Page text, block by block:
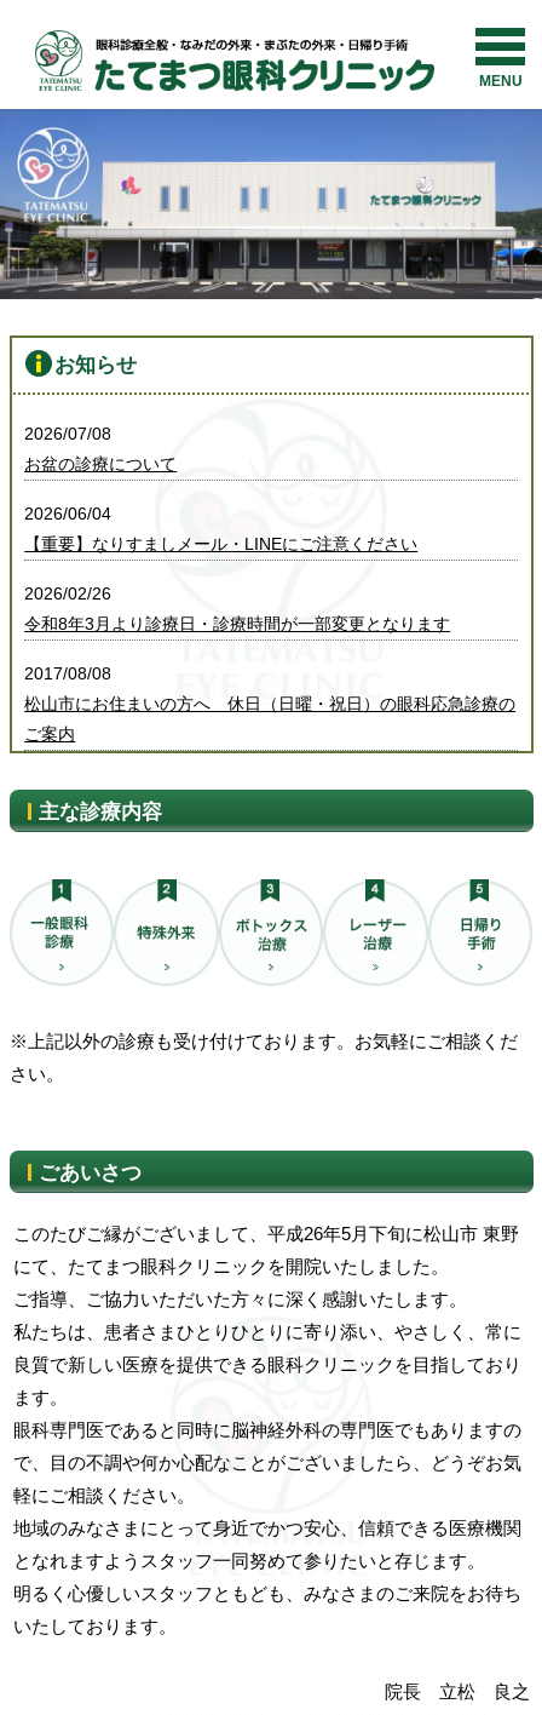
MENU
お知らせ
2026/07/08
お盆の診療について
2026/06/04
【重要】なりすましメール・LINEにご注意ください
2026/02/26
令和8年3月より診療日・診療時間が一部変更となります
2017/08/08
松山市にお住まいの方へ 休日（日曜・祝日）の眼科応急診療の
ご案内
主な診療内容
※上記以外の診療も受け付けております。お気軽にご相談くだ
さい。
ごあいさつ
このたびご縁がございまして、平成26年5月下旬に松山市 東野
にて、たてまつ眼科クリニックを開院いたしました。
ご指導、ご協力いただいた方々に深く感謝いたします。
私たちは、患者さまひとりひとりに寄り添い、やさしく、常に
良質で新しい医療を提供できる眼科クリニックを目指しており
ます。
眼科専門医であると同時に脳神経外科の専門医でもありますの
で、目の不調や何か心配なことがございましたら、どうぞお気
軽にご相談ください。
地域のみなさまにとって身近でかつ安心、信頼できる医療機関
となれますようスタッフ一同努めて参りたいと存じます。
明るく心優しいスタッフともども、みなさまのご来院をお待ち
いたしております。
院長 立松 良之